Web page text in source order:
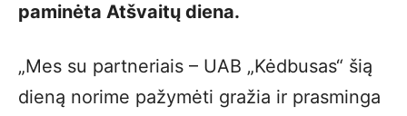
paminėta Atšvaitų diena.
„Mes su partneriais – UAB „Kėdbusas“ šią
dieną norime pažymėti gražia ir prasminga